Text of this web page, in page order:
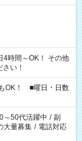
OK！ その他
い！
OK！ ■曜日・日数
～50代活躍中 / 副
大量募集 / 電話対応